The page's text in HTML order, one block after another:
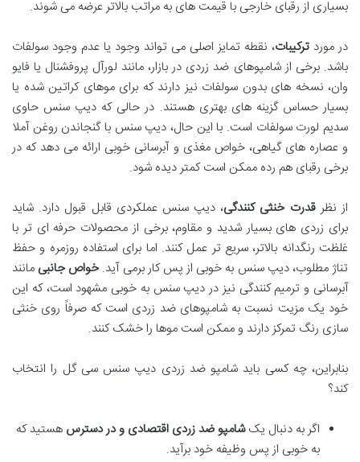
بسیاری از رقبای خارجی با قیمت های به مراتب بالاتر عرضه می شوند.
در مورد ترکیبات، نقطه تمایز اصلی می تواند وجود یا عدم وجود سولفات
باشد. برخی از شامپوهای ضد زردی در بازار، مانند لورآل پروفشنال یا فایو
وان، نسخه های بدون سولفات نیز دارند که برای موهای کراتین شده یا
بسیار حساس گزینه های بهتری هستند. در حالی که دیپ سنس حاوی
سدیم لورت سولفات است. با این حال، دیپ سنس با گنجاندن روغن آملا
و عصاره های گیاهی، خواص مغذی و آبرسانی خوبی ارائه می دهد که در
برخی رقبای هم رده ممکن است کمتر دیده شود.
از نظرقدرت خنثی کنندگی، دیپ سنس عملکردی قابل قبول دارد. شاید
برای زردی های بسیار شدید و مقاوم، برخی از محصولات حرفه ای تر با
غلظت رنگدانه بالاتر، سریع تر عمل کنند. اما برای استفاده روزمره و حفظ
تناژ مطلوب، دیپ سنس به خوبی از پس کار برمی آید.خواص جانبی مانند
آبرسانی و ترمیم کنندگی نیز در دیپ سنس به خوبی مشهود است، که این
خود یک مزیت نسبت به شامپوهای ضد زردی است که صرفاً روی خنثی
سازی رنگ تمرکز دارند و ممکن است موها را خشک کنند.
بنابراین، چه کسی باید شامپو ضد زردی دیپ سنس سی گل را انتخاب
کند؟
اگر به دنبال یکشامپو ضد زردی اقتصادی و در دسترس هستید که
به خوبی از پس وظیفه خود برآید.